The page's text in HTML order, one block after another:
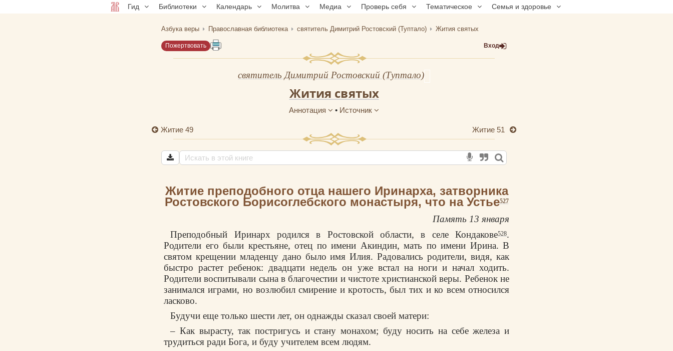
Гид Библиотеки Календарь Молитва Медиа Проверь себя Тематическое Семья и здоровье
Азбука веры Православная библиотека святитель Димитрий Ростовский (Туптало) Жития святых
Пожертвовать Вход
святитель Димитрий Ростовский (Туптало)
Жития святых
Аннотация • Источник
Житие 49 Житие 51
Житие преподобного отца нашего Иринарха, затворника
Ростовского Борисоглебского монастыря, что на Устье527
Память 13 января
Преподобный Иринарх родился в Ростовской области, в селе Кондакове528.
Родители его были крестьяне, отец по имени Акиндин, мать по имени Ирина. В
святом крещении младенцу дано было имя Илия. Радовались родители, видя, как
быстро растет ребенок: двадцати недель он уже встал на ноги и начал ходить.
Родители воспитывали сына в благочестии и чистоте христианской веры. Ребенок не
занимался играми, но возлюбил смирение и кротость, был тих и ко всем относился
ласково.
Будучи еще только шести лет, он однажды сказал своей матери:
– Как вырасту, так постригусь и стану монахом; буду носить на себе железа и
трудиться ради Бога, и буду учителем всем людям.